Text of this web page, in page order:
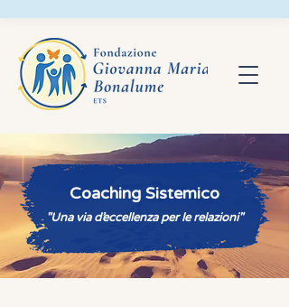
Coaching Sistemico
"Una via d’eccellenza per le relazioni"